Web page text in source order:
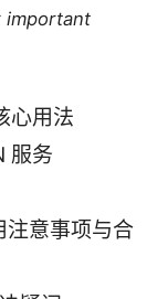
important
心用法
服务
注意事项与合